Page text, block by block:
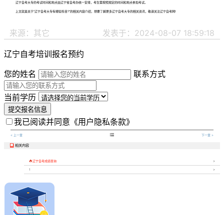
辽宁自考大专的考试时间和地点由辽宁省自考办统一安排，考生需按照规定的时间和地点参加考试。
上文就是关于“辽宁自考大专有哪些科目?”的相关内容介绍，想要了解更多辽宁自考大专的相关资讯，敬请关注辽宁自考网!
来源：其它 发表于：2024-08-07 18:59:18
辽宁自考培训报名预约
您的姓名
联系方式
当前学历
提交报名信息
我已阅读并同意 《用户隐私条款》
< 上一章  下一章 >
相关内容
辽宁自考成绩查询
1